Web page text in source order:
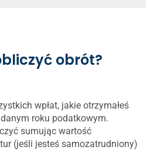
obrót?
wpłat, jakie otrzymałeś
roku podatkowym.
sumując wartość
(jeśli jesteś samozatrudniony)